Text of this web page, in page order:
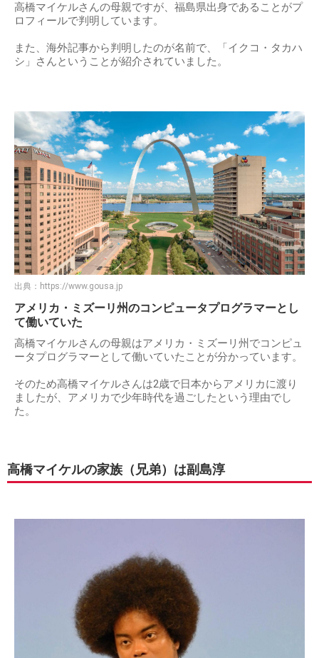
高橋マイケルさんの母親ですが、福島県出身であることがプ
ロフィールで判明しています。
また、海外記事から判明したのが名前で、「イクコ・タカハ
シ」さんということが紹介されていました。
出典： https://www.gousa.jp
アメリカ・ミズーリ州のコンピュータプログラマーとし
て働いていた
高橋マイケルさんの母親はアメリカ・ミズーリ州でコンピュ
ータプログラマーとして働いていたことが分かっています。
そのため高橋マイケルさんは2歳で日本からアメリカに渡り
ましたが、アメリカで少年時代を過ごしたという理由でし
た。
高橋マイケルの家族（兄弟）は副島淳